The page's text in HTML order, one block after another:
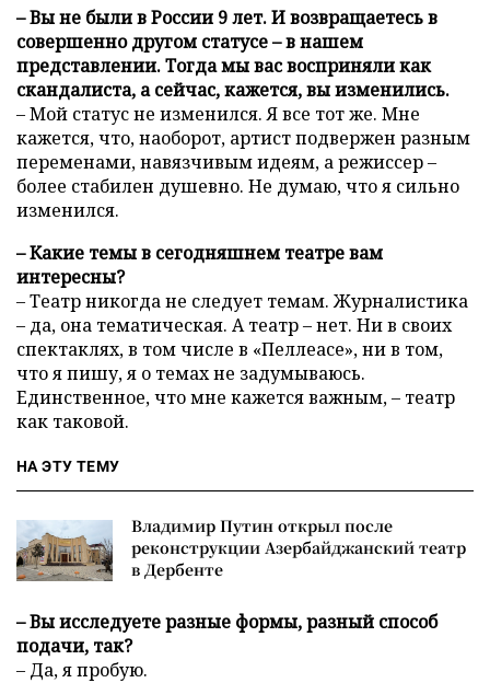
– Вы не были в России 9 лет. И возвращаетесь в
совершенно другом статусе – в нашем
представлении. Тогда мы вас восприняли как
скандалиста, а сейчас, кажется, вы изменились.
– Мой статус не изменился. Я все тот же. Мне
кажется, что, наоборот, артист подвержен разным
переменами, навязчивым идеям, а режиссер –
более стабилен душевно. Не думаю, что я сильно
изменился.
– Какие темы в сегодняшнем театре вам
интересны?
– Театр никогда не следует темам. Журналистика
– да, она тематическая. А театр – нет. Ни в своих
спектаклях, в том числе в «Пеллеасе», ни в том,
что я пишу, я о темах не задумываюсь.
Единственное, что мне кажется важным, – театр
как таковой.
НА ЭТУ ТЕМУ
Владимир Путин открыл после
реконструкции Азербайджанский театр
в Дербенте
– Вы исследуете разные формы, разный способ
подачи, так?
– Да, я пробую.